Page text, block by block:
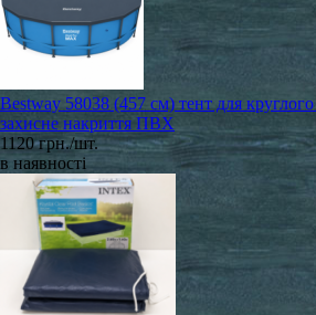
Bestway 58038 (457 см) тент для
захисне накриття ПВХ
1120 грн./шт.
в наявності